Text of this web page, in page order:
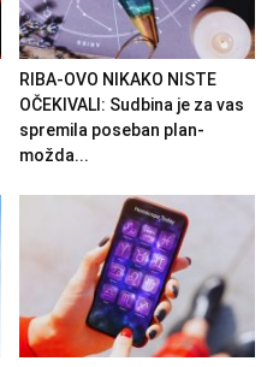
RIBA-OVO NIKAKO NISTE
OČEKIVALI: Sudbina je za vas
spremila poseban plan-
možda...